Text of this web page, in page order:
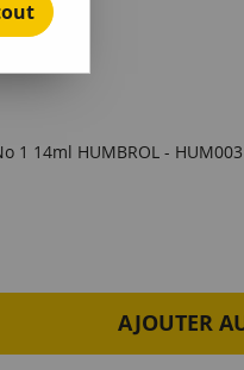
avis !
1 14ml HUMBROL - HUM003
AJOUTER